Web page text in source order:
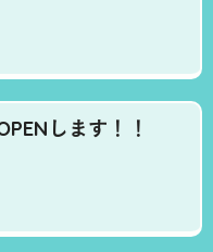
します！！